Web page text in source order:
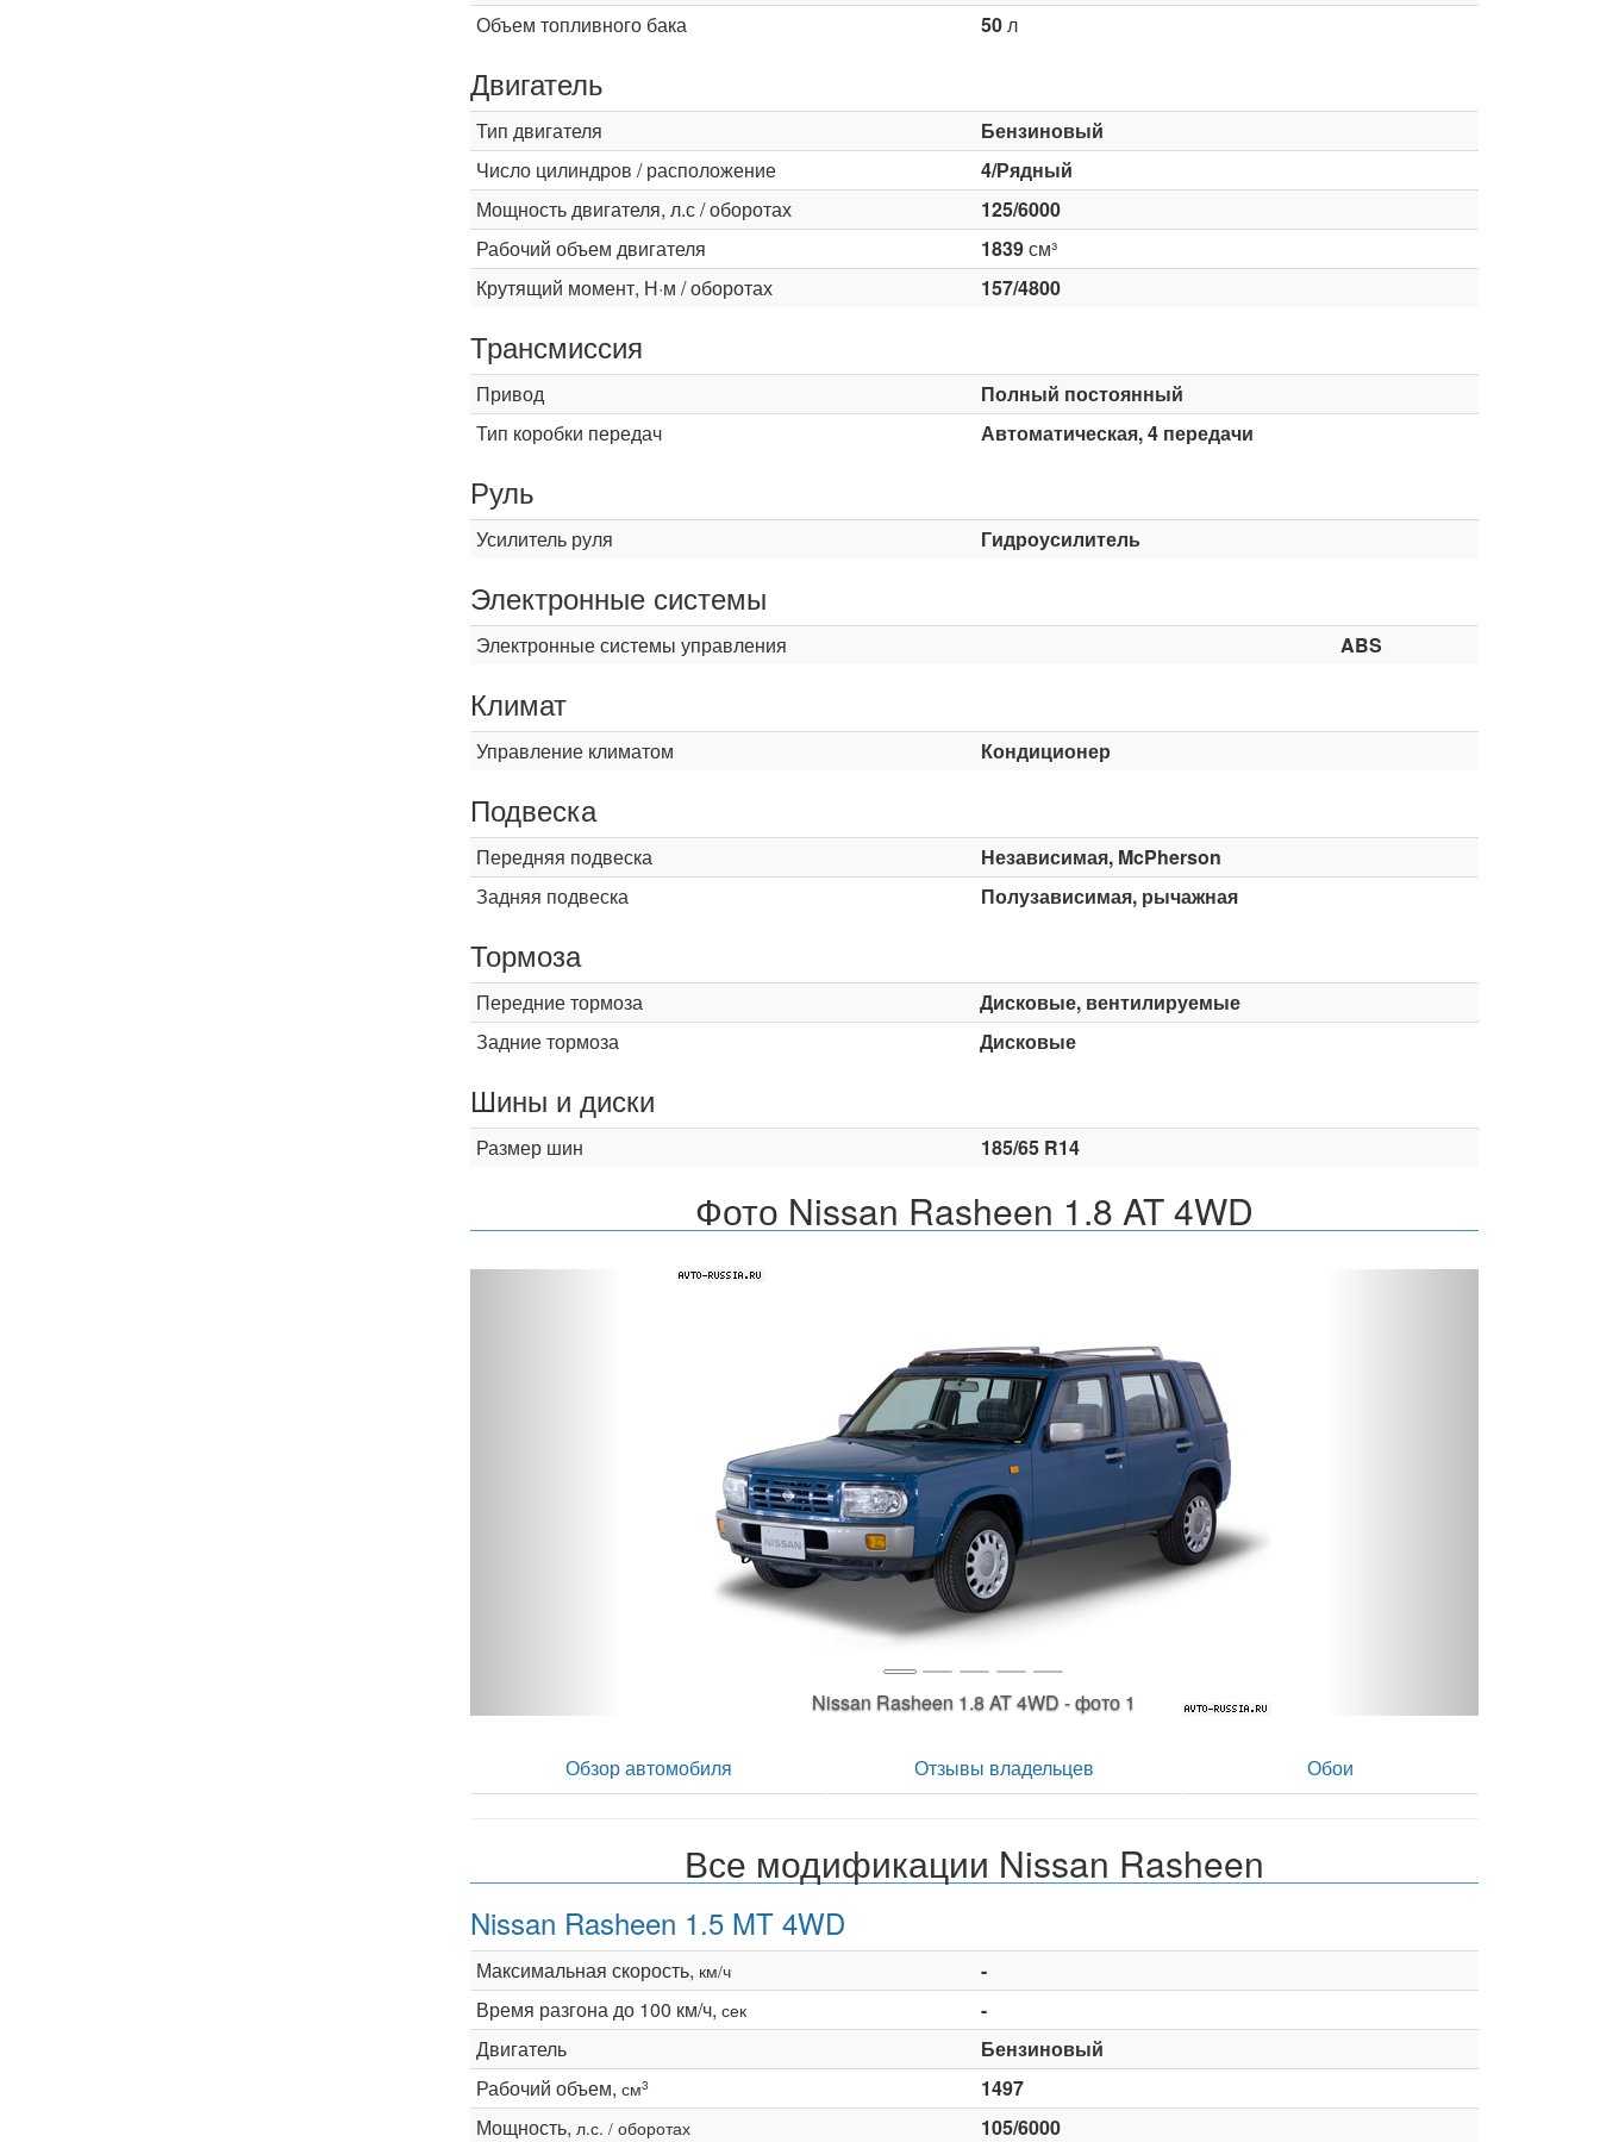
Объем топливного бака
50л
Двигатель
Тип двигателя
Бензиновый
Число цилиндров / расположение
4/Рядный
Мощность двигателя, л.с / оборотах
125/6000
Рабочий объем двигателя
1839см³
Крутящий момент, Н·м / оборотах
157/4800
Трансмиссия
Привод
Полный постоянный
Тип коробки передач
Автоматическая, 4 передачи
Руль
Усилитель руля Гидроусилитель
Электронные системы
Электронные системы управления ABS
Климат
Управление климатом Кондиционер
Подвеска
Передняя подвеска
Независимая, McPherson
Задняя подвеска
Полузависимая, рычажная
Тормоза
Передние тормоза
Дисковые, вентилируемые
Задние тормоза
Дисковые
Шины и диски
Размер шин 185/65 R14
Фото Nissan Rasheen 1.8 AT 4WD
Nissan Rasheen 1.8 AT 4WD - фото 2
Обзор автомобиля Отзывы владельцев Обои
Все модификации Nissan Rasheen
Nissan Rasheen 1.5 MT 4WD
Максимальная скорость, км/ч
-
Время разгона до 100 км/ч, сек
-
Двигатель
Бензиновый
Рабочий объем, см3
1497
Мощность, л.с. / оборотах 105/6000